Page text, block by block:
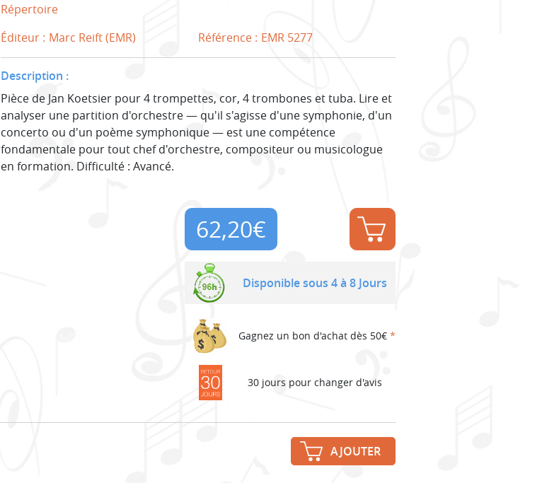
Répertoire
Éditeur : Marc Reift (EMR) Référence : EMR 5277
Description :
Pièce de Jan Koetsier pour 4 trompettes, cor, 4 trombones et tuba. Lire et
analyser une partition d'orchestre — qu'il s'agisse d'une symphonie, d'un
concerto ou d'un poème symphonique — est une compétence
fondamentale pour tout chef d'orchestre, compositeur ou musicologue
en formation. Difficulté : Avancé.
62,20€
Disponible sous 4 à 8 Jours
Gagnez un bon d'achat dès 50€ *
30 jours pour changer d'avis
AJOUTER